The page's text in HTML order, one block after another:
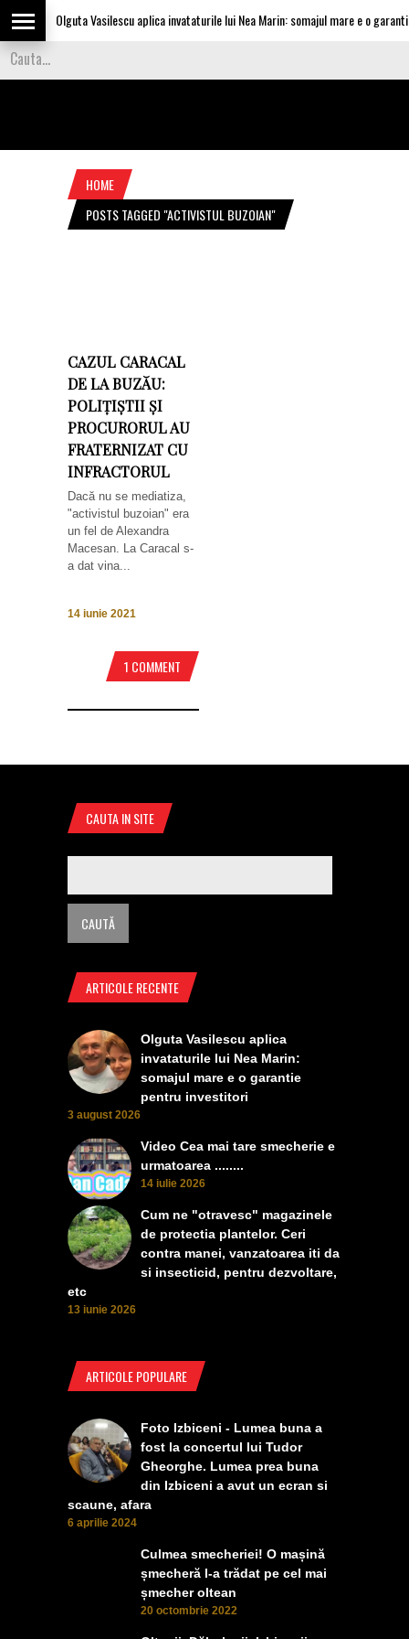
Olguta Vasilescu aplica invataturile lui Nea Marin: somajul mare e o
HOME
POSTS TAGGED "ACTIVISTUL BUZOIAN"
CAZUL CARACAL
DE LA BUZĂU:
POLIȚIȘTII ȘI
PROCURORUL AU
FRATERNIZAT CU
INFRACTORUL
Dacă nu se mediatiza,
"activistul buzoian" era
un fel de Alexandra
Macesan. La Caracal s-
a dat vina...
14 iunie 2021
1 COMMENT
CAUTA IN SITE
ARTICOLE RECENTE
Olguta Vasilescu aplica
invataturile lui Nea Marin:
somajul mare e o garantie
pentru investitori
3 august 2026
Video Cea mai tare smecherie e
urmatoarea ........
14 iulie 2026
Cum ne "otravesc" magazinele
de protectia plantelor. Ceri
contra manei, vanzatoarea iti da
si insecticid, pentru dezvoltare,
etc
13 iunie 2026
ARTICOLE POPULARE
Foto Izbiceni - Lumea buna a
fost la concertul lui Tudor
Gheorghe. Lumea prea buna
din Izbiceni a avut un ecran si
scaune, afara
6 aprilie 2024
Culmea smecheriei! O mașină
șmecheră l-a trădat pe cel mai
șmecher oltean
20 octombrie 2022